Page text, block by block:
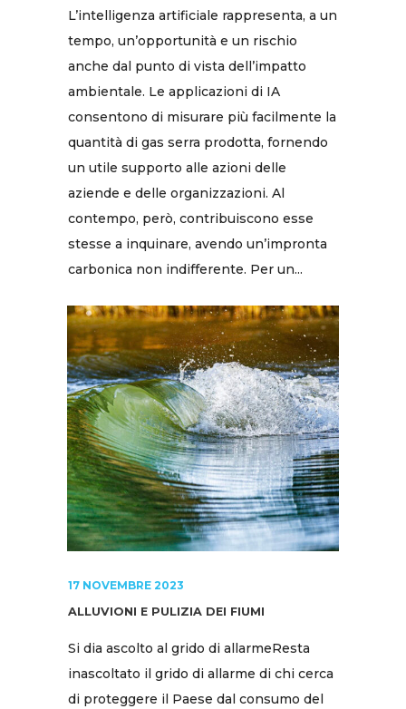
L’intelligenza artificiale rappresenta, a un
tempo, un’opportunità e un rischio
anche dal punto di vista dell’impatto
ambientale. Le applicazioni di IA
consentono di misurare più facilmente la
quantità di gas serra prodotta, fornendo
un utile supporto alle azioni delle
aziende e delle organizzazioni. Al
contempo, però, contribuiscono esse
stesse a inquinare, avendo un’impronta
carbonica non indifferente. Per un...
17 NOVEMBRE 2023
ALLUVIONI E PULIZIA DEI FIUMI
Si dia ascolto al grido di allarmeResta
inascoltato il grido di allarme di chi cerca
di proteggere il Paese dal consumo del